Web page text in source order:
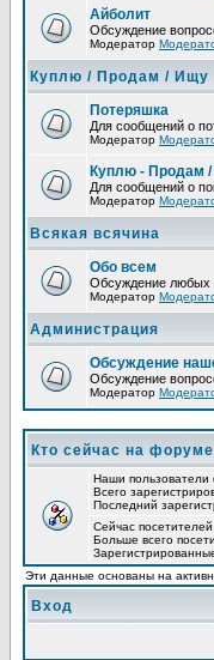
Айболит
Обсуждение
Модератор
Куплю / Продам / Ищу
Потеряшка
Для сообщений о
Модератор
Куплю - Продам
Для сообщений о
Модератор
Всякая всячина
Обо всем
Обсуждение любых
Модератор
Администрация
Обсуждение
Обсуждение
Модератор
Кто сейчас на форуме
Наши пользователи
Всего
Последний
Сейчас
Больше всего
Эти данные основаны на
Вход